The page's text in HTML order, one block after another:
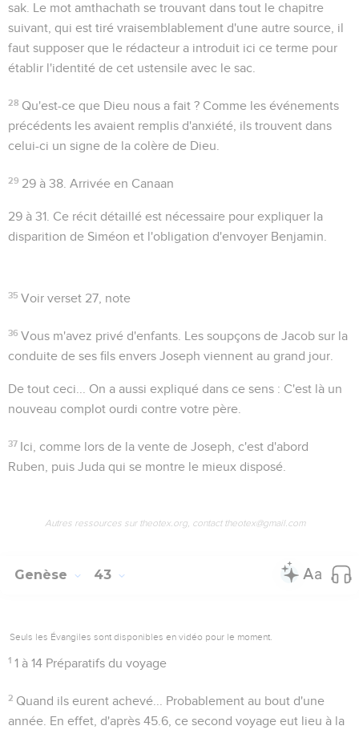
sak . Le mot amthachath se trouvant dans tout le chapitre
suivant, qui est tiré vraisemblablement d'une autre source, il
faut supposer que le rédacteur a introduit ici ce terme pour
établir l'identité de cet ustensile avec le sac
28 Qu'est-ce que Dieu nous a fait ? Comme les événements
précédents les avaient remplis d'anxiété, ils trouvent dans
celui-ci un signe de la colère de Dieu.
29 29 à 38 . Arrivée en Canaan
29 à 31 . Ce récit détaillé est nécessaire pour expliquer la
disparition de Siméon et l'obligation d'envoyer Benjamin.
35 Voir verset 27, note
36 Vous m'avez privé d'enfants . Les soupçons de Jacob sur la
conduite de ses fils envers Joseph viennent au grand jour.
De tout ceci...
On a aussi expliqué dans ce sens : C'est là un
nouveau complot ourdi contre votre père.
37 Ici, comme lors de la vente de Joseph, c'est d'abord
Ruben, puis Juda qui se montre le mieux disposé.
Autres ressources sur theotex.org, contact theotex@gmail.com
Genèse 43
Seuls les Évangiles sont disponibles en vidéo pour le moment.
1 1 à 14 Préparatifs du voyage
2 Quand ils eurent achevé...
Probablement au bout d'une
année. En effet, d'après 45.6 , ce second voyage eut lieu à la